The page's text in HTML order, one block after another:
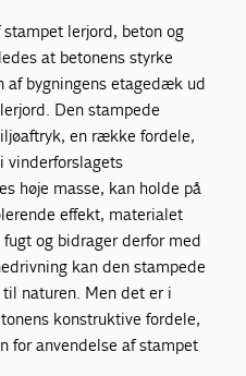
lerjord, beton og
at betonens styrke
af bygningens etagedæk ud
Den stampede
en række fordele,
vinderforslagets
høje masse, kan holde på
effekt, materialet
og bidrager derfor med
kan den stampede
naturen. Men det er i
konstruktive fordele,
for anvendelse af stampet